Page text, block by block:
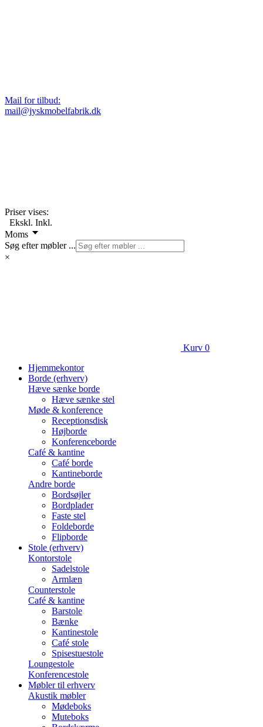
Mail for tilbud:
mail@jyskmobelfabrik.dk
Priser vises:
Ekskl. Inkl.
Moms
Søg efter møbler ...
×
Kurv 0
Hjemmekontor
Borde (erhverv)
Hæve sænke borde
Hæve sænke stel
Møde & konference
Receptionsdisk
Højborde
Konferenceborde
Café & kantine
Café borde
Kantineborde
Andre borde
Bordsøjler
Bordplader
Faste stel
Foldeborde
Flipborde
Stole (erhverv)
Kontorstole
Sadelstole
Armlæn
Counterstole
Café & kantine
Barstole
Bænke
Kantinestole
Café stole
Spisestuestole
Loungestole
Konferencestole
Møbler til erhverv
Akustik møbler
Mødeboks
Muteboks